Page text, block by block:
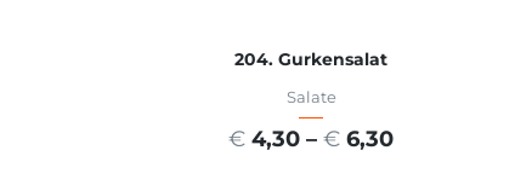
204. Gurkensalat
Salate
€ 4,30 – € 6,30